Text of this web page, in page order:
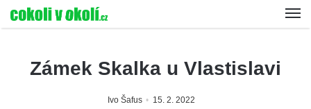
Zámek Skalka u Vlastislavi
Ivo Šafus 15. 2. 2022